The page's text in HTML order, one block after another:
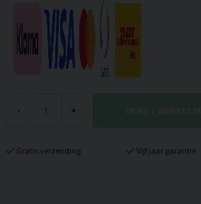
- +
Gratis verzending Vijf jaar garantie